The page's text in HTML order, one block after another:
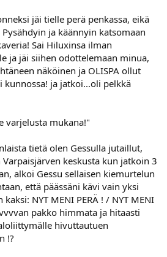
jäi tielle perä penkassa, eikä
ja käännyin katsomaan
Sai Hiluxinsa ilman
ja jäi siihen odottelemaan minua,
näköinen ja OLISPA ollut
kunnossa! ja jatkoi...oli pelkkä
varjelusta mukana!"
tietä olen Gessulla jutaillut,
keskusta kun jatkoin 3
alkoi Gessu sellaisen kiemurtelun
että päässäni kävi vain yksi
NYT MENI PERÄ ! / NYT MENI
pakko himmata ja hitaasti
hivuttautuen
!?